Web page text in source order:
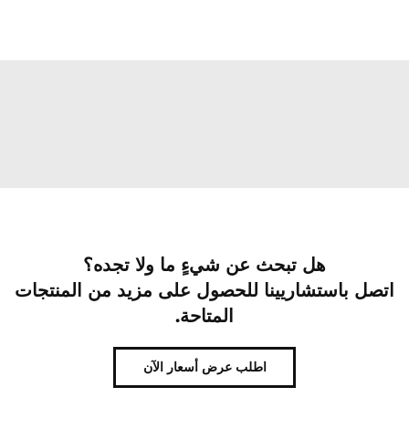
هل تبحث عن شيءٍ ما ولا تجده؟
اتصل باستشاريينا للحصول على مزيد من المنتجات
المتاحة.
اطلب عرض أسعار الآن